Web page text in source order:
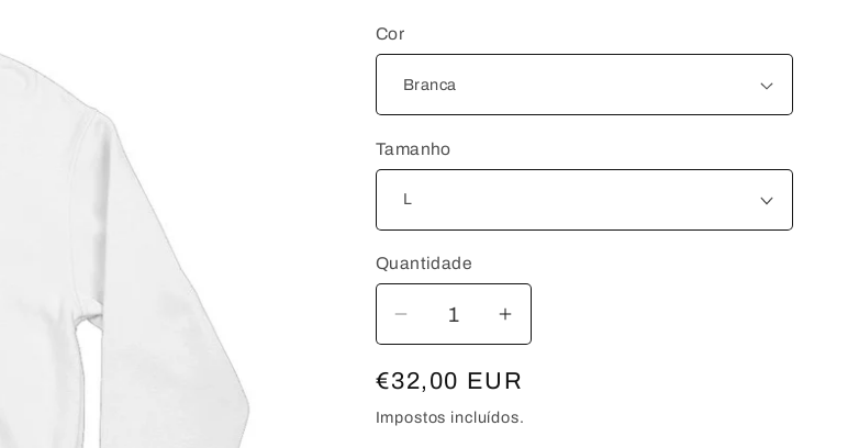
Cor
Tamanho
Quantidade
Quantidade
Diminuir
quantidade
de
Aumentar
quantidade
de
Preço
normal
€32,00 EUR
Impostos incluídos.